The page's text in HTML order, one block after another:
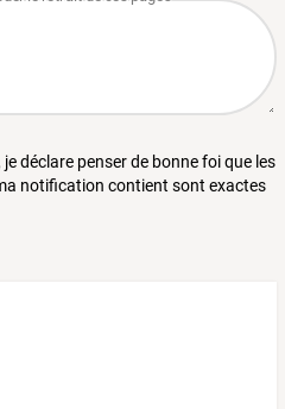
déclare penser de bonne foi que les
notification contient sont exactes